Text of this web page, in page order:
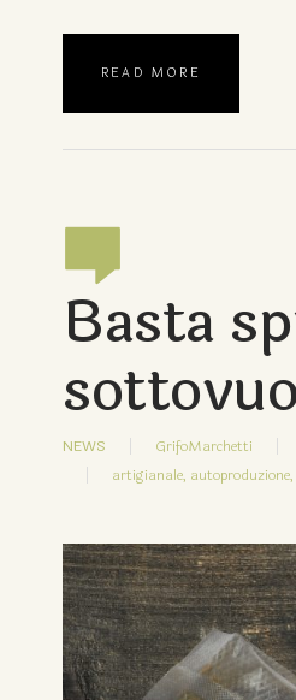
READ MORE
Basta
NEWS GrifoMarchetti
artigianale, autoproduzione,